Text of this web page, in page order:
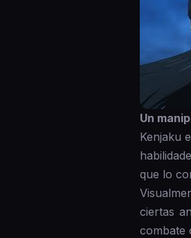
Un
Kenjaku
que lo
ciertas
combate